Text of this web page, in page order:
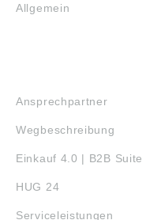
Allgemein
Ansprechpartner
Wegbeschreibung
Einkauf 4.0 | B2B Suite
HUG 24
Serviceleistungen